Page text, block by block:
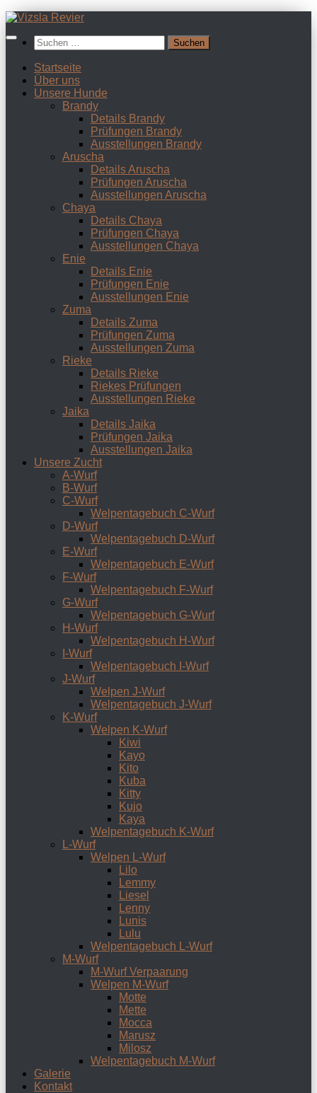
Zum
springenSuchen
nach:
Startseite
Über uns
Unsere Hunde
Brandy
Details Brandy
Prüfungen Brandy
Ausstellungen Brandy
Aruscha
Details Aruscha
Prüfungen Aruscha
Ausstellungen Aruscha
Chaya
Details Chaya
Prüfungen Chaya
Ausstellungen Chaya
Enie
Details Enie
Prüfungen Enie
Ausstellungen Enie
Zuma
Details Zuma
Prüfungen Zuma
Ausstellungen Zuma
Rieke
Details Rieke
Riekes Prüfungen
Ausstellungen Rieke
Jaika
Details Jaika
Prüfungen Jaika
Ausstellungen Jaika
Unsere Zucht
A-Wurf
B-Wurf
C-Wurf
Welpentagebuch C-Wurf
D-Wurf
Welpentagebuch D-Wurf
E-Wurf
Welpentagebuch E-Wurf
F-Wurf
Welpentagebuch F-Wurf
G-Wurf
Welpentagebuch G-Wurf
H-Wurf
Welpentagebuch H-Wurf
I-Wurf
Welpentagebuch I-Wurf
J-Wurf
Welpen J-Wurf
Welpentagebuch J-Wurf
K-Wurf
Welpen K-Wurf
Kiwi
Kayo
Kito
Kuba
Kitty
Kujo
Kaya
Welpentagebuch K-Wurf
L-Wurf
Welpen L-Wurf
Lilo
Lemmy
Liesel
Lenny
Lunis
Lulu
Welpentagebuch L-Wurf
M-Wurf
M-Wurf Verpaarung
Welpen M-Wurf
Motte
Mette
Mocca
Marusz
Milosz
Welpentagebuch M-Wurf
Galerie
Kontakt